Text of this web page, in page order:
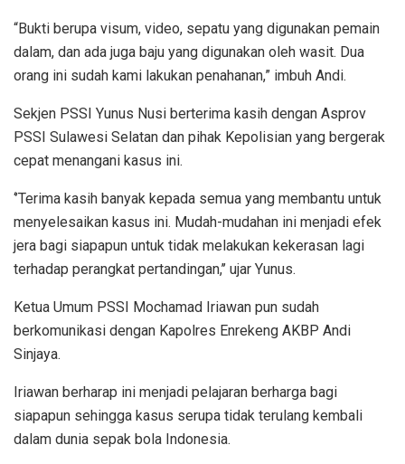
“Bukti berupa visum, video, sepatu yang digunakan pemain
dalam, dan ada juga baju yang digunakan oleh wasit. Dua
orang ini sudah kami lakukan penahanan,” imbuh Andi.
Sekjen PSSI Yunus Nusi berterima kasih dengan Asprov
PSSI Sulawesi Selatan dan pihak Kepolisian yang bergerak
cepat menangani kasus ini.
‘’Terima kasih banyak kepada semua yang membantu untuk
menyelesaikan kasus ini. Mudah-mudahan ini menjadi efek
jera bagi siapapun untuk tidak melakukan kekerasan lagi
terhadap perangkat pertandingan,’’ ujar Yunus.
Ketua Umum PSSI Mochamad Iriawan pun sudah
berkomunikasi dengan Kapolres Enrekeng AKBP Andi
Sinjaya.
Iriawan berharap ini menjadi pelajaran berharga bagi
siapapun sehingga kasus serupa tidak terulang kembali
dalam dunia sepak bola Indonesia.